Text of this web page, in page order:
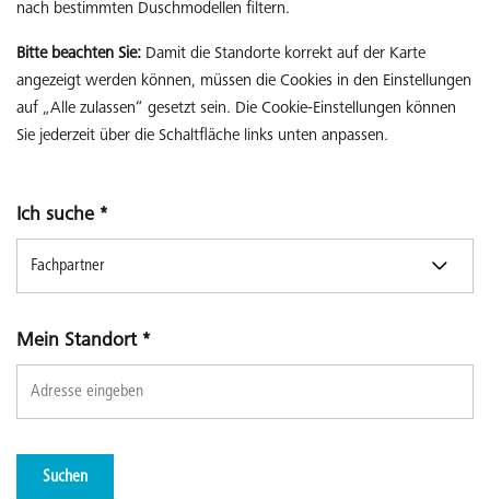
nach bestimmten Duschmodellen filtern.
Bitte beachten Sie: Damit die Standorte korrekt auf der Karte
angezeigt werden können, müssen die Cookies in den Einstellungen
auf „Alle zulassen“ gesetzt sein. Die Cookie-Einstellungen können
Sie jederzeit über die Schaltfläche links unten anpassen.
Ich suche *
Mein Standort *
Suchen